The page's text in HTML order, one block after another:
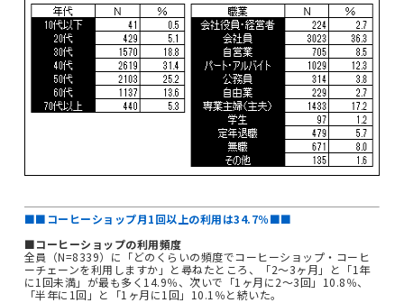
■■コーヒーショップ月1回以上の利用は34.7％■■
■コーヒーショップの利用頻度
全員（N=8339）に「どのくらいの頻度でコーヒーショップ・コーヒ
ーチェーンを利用しますか」と尋ねたところ、「2～3ヶ月」と「1年
に1回未満」が最も多く14.9％、次いで「1ヶ月に2～3回」10.8％、
「半年に1回」と「1ヶ月に1回」10.1％と続いた。